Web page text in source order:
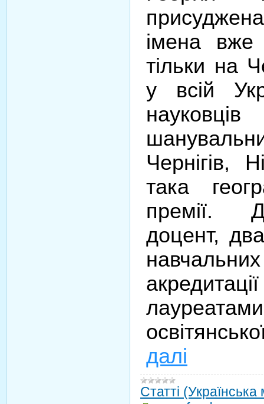
імена вже
тільки на
у всій
Чернігів,
така
премії.
доцент,
навчальних
далі
Статті